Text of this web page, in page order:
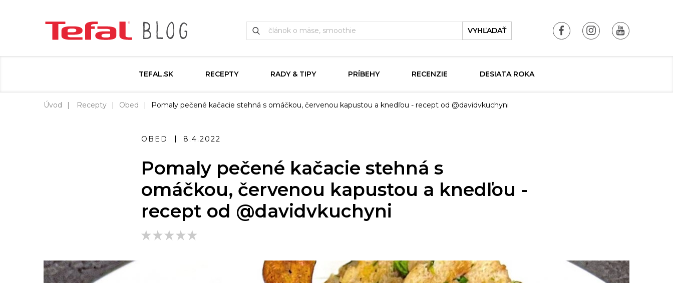
VYHĽADAŤ
TEFAL.SK RECEPTY RADY & TIPY PRÍBEHY RECENZIE DESIATA ROKA
Úvod Recepty Obed Pomaly pečené kačacie stehná s omáčkou, červenou kapustou a knedľou - recept od @davidvkuchyni
OBED 8.4.2022
Pomaly pečené kačacie stehná s
omáčkou, červenou kapustou a knedľou -
recept od @davidvkuchyni